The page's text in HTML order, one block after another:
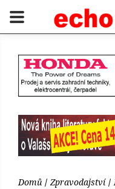
Domů Zpravodajství